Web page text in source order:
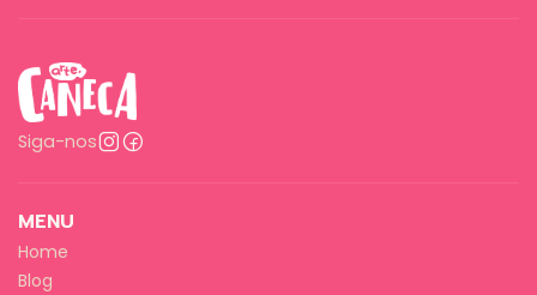
Siga-nos
MENU
Home
Blog